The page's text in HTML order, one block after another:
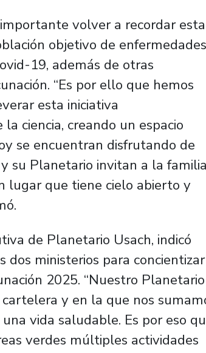
volver a recordar esta
objetivo de enfermedades
19, además de otras
“Es por ello que hemos
esta iniciativa
ciencia, creando un espacio
se encuentran disfrutando de
su Planetario invitan a la familia
lugar que tiene cielo abierto y
de Planetario Usach, indicó
ministerios para
2025. “Nuestro Planetario
y en la que nos
vida saludable. Es por eso
verdes múltiples actividades